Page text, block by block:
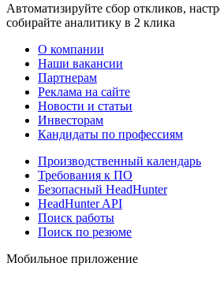
Автоматизируйте сбор откликов,
собирайте аналитику в 2 клика
О компании
Наши вакансии
Партнерам
Реклама на сайте
Новости и статьи
Инвесторам
Кандидаты по профессиям
Производственный календарь
Требования к ПО
Безопасный HeadHunter
HeadHunter API
Поиск работы
Поиск по резюме
Мобильное приложение